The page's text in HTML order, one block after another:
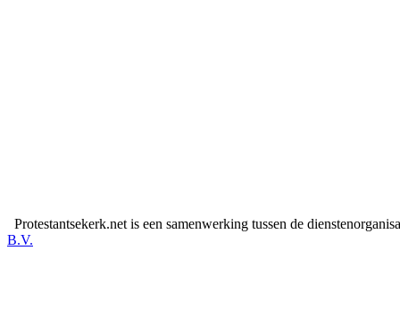
Protestantsekerk.net is een samenwerking tussen de
B.V.